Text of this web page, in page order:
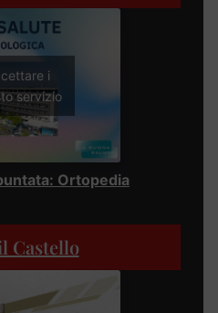
i
servizio
Ortopedia
Castello